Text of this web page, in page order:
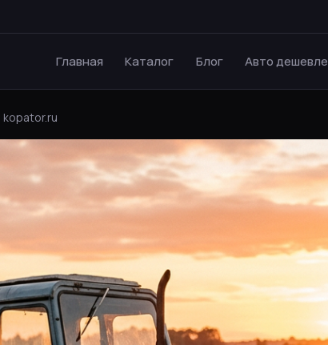
Главная Каталог Блог Авто дешевле
kopator.ru